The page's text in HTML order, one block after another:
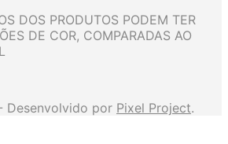
DOS PRODUTOS PODEM TER
DE COR, COMPARADAS AO
Desenvolvido por Pixel Project.